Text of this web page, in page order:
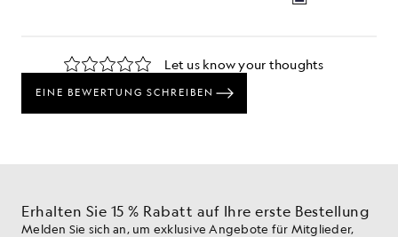
Erhalten Sie 15 % Rabatt auf Ihre erste Bestellung
Melden Sie sich an, um exklusive Angebote für Mitglieder,